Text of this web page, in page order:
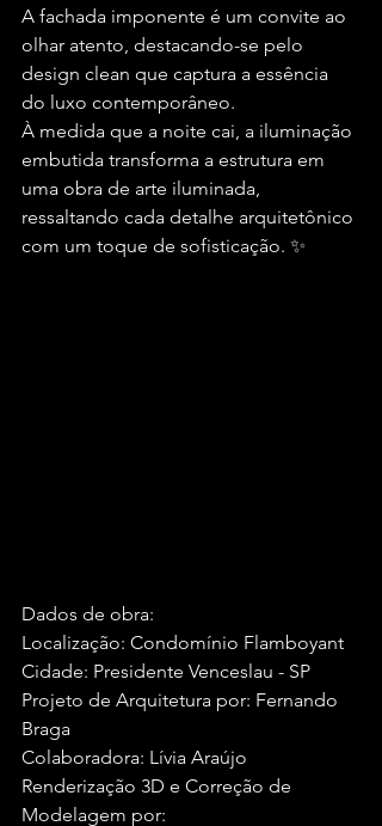
A fachada imponente é um convite ao
olhar atento, destacando-se pelo
design clean que captura a essência
do luxo contemporâneo.
À medida que a noite cai, a iluminação
embutida transforma a estrutura em
uma obra de arte iluminada,
ressaltando cada detalhe arquitetônico
com um toque de sofisticação. ✨
Dados de obra:
Localização: Condomínio Flamboyant
Cidade: Presidente Venceslau - SP
Projeto de Arquitetura por: Fernando
Braga
Colaboradora: Lívia Araújo
Renderização 3D e Correção de
Modelagem por: